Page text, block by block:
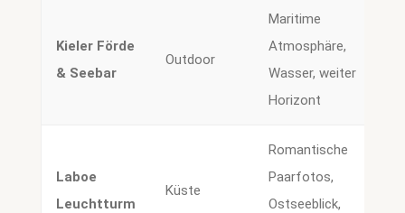
Kieler Förde
& Seebar
Outdoor
Maritime
Atmosphäre,
Wasser, weiter
Horizont
Laboe
Leuchtturm
Küste
Romantische
Paarfotos,
Ostseeblick,